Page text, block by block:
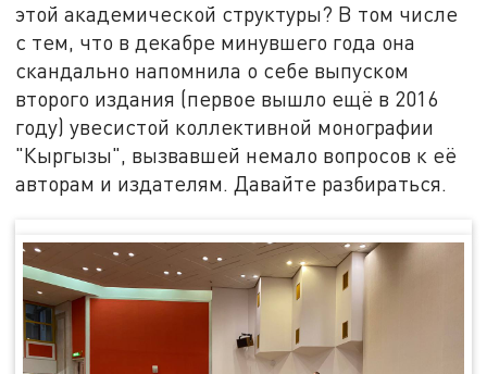
этой академической структуры? В том числе
с тем, что в декабре минувшего года она
скандально напомнила о себе выпуском
второго издания (первое вышло ещё в 2016
году) увесистой коллективной монографии
"Кыргызы", вызвавшей немало вопросов к её
авторам и издателям. Давайте разбираться.